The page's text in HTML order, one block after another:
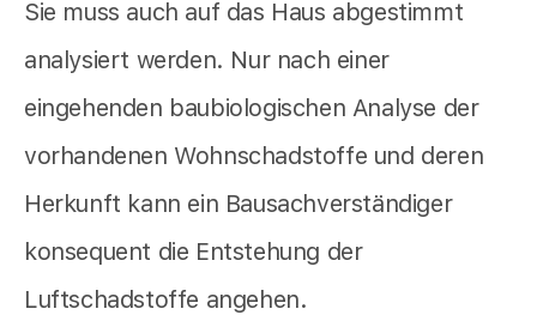
Sie muss auch auf das Haus abgestimmt
analysiert werden. Nur nach einer
eingehenden baubiologischen Analyse der
vorhandenen Wohnschadstoffe und deren
Herkunft kann ein Bausachverständiger
konsequent die Entstehung der
Luftschadstoffe angehen.